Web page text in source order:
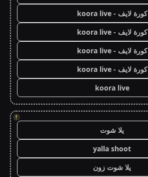
كورة لايف - koora live
كورة لايف - koora live
كورة لايف - koora live
كورة لايف - koora live
koora live
!
يلا شوت
yalla shoot
يلا شوت زون